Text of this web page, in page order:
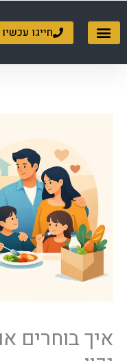
לתוכן
חייגו עכשיו
איך בוחרים